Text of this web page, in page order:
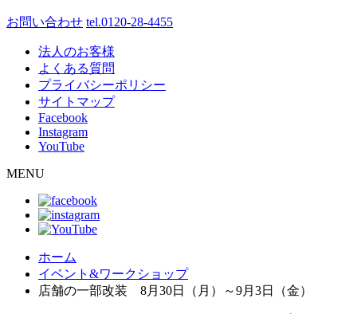
お問い合わせ tel.0120-28-4455
法人のお客様
よくある質問
プライバシーポリシー
サイトマップ
Facebook
Instagram
YouTube
MENU
ホーム
イベント&ワークショップ
店舗の一部改装 8月30日（月）～9月3日（金）